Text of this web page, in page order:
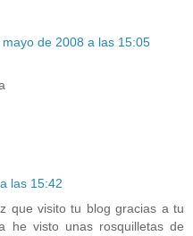
mayo de 2008 a las 15:05
las 15:42
que visito tu blog gracias a tu
he visto unas rosquilletas de